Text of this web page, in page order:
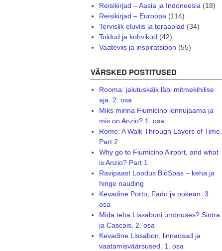
Reisikirjad – Aasia ja Indoneesia(18)
Reisikirjad – Euroopa(114)
Tervislik eluviis ja teraapiad (34)
Toidud ja kohvikud (42)
Vaateviis ja inspiratsioon (55)
VÄRSKED POSTITUSED
Rooma: jalutuskäik läbi mitmekihilise
aja. 2. osa
Miks minna Fiumicino lennujaama ja
mis on Anzio? 1. osa
Rome: A Walk Through Layers of Time.
Part 2
Why go to Fiumicino Airport, and what
is Anzio? Part 1
Ravipaast Loodus BioSpas – keha ja
hinge nauding
Kevadine Porto, Fado ja ookean. 3.
osa
Mida teha Lissaboni ümbruses? Sintra
ja Cascais. 2. osa
Kevadine Lissabon, linnaosad ja
vaatamisväärsused. 1. osa